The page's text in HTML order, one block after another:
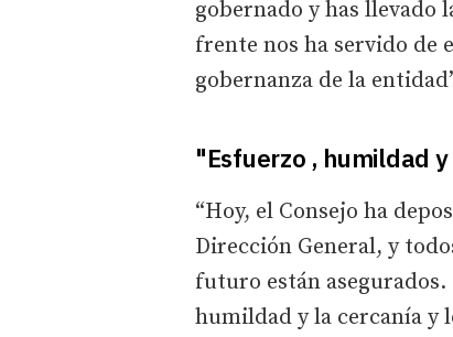
gobernado y has llevado
frente nos ha servido de
gobernanza de la
"Esfuerzo , humildad
“Hoy, el Consejo ha
Dirección General, y
futuro están
humildad y la cercanía y